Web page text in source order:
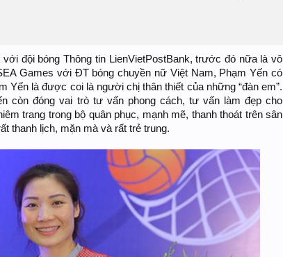
đội bóng Thông tin LienVietPostBank, trước đó nữa là vô
Games với ĐT bóng chuyền nữ Việt Nam, Phạm Yến có
Yến là được coi là người chị thân thiết của những “đàn em”.
còn đóng vai trò tư vấn phong cách, tư vấn làm đẹp cho
trang trong bộ quân phục, mạnh mẽ, thanh thoát trên sân
thanh lịch, mặn mà và rất trẻ trung.